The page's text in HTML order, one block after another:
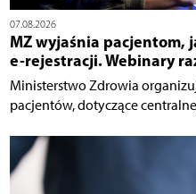
07.08.2026
MZ wyjaśnia pacjentom,
e-rejestracji. Webinary
Ministerstwo Zdrowia
pacjentów, dotyczące